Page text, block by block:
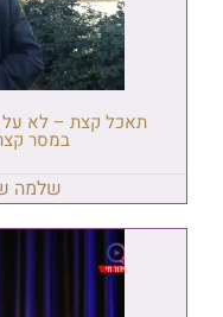
תאכל קצת – לא על
במסר
שלמה